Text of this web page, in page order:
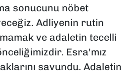
sonucunu nöbet
Adliyenin rutin
ve adaletin tecelli
Esra'mız
savundu. Adaletin